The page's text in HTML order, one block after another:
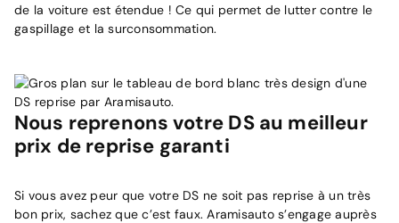
de la voiture est étendue ! Ce qui permet de lutter contre le
gaspillage et la surconsommation.
Nous reprenons votre DS au meilleur
prix de reprise garanti
Si vous avez peur que votre DS ne soit pas reprise à un très
bon prix, sachez que c’est faux. Aramisauto s’engage auprès